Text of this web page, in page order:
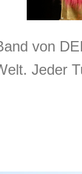
von
Jeder